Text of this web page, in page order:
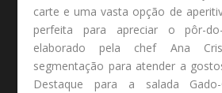
carte e uma vasta opção de
perfeita para apreciar o pôr-
elaborado pela chef Ana
segmentação para atender a
Destaque para a salada